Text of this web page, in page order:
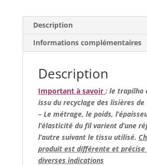
Description
Informations complémentaires
Description
Important à savoir : le trapilho
issu du recyclage des lisières de
– Le métrage, le poids,
l’élasticité du fil varient d’une
l’autre suivant le tissu utilisé.
produit est différente et précise
diverses indications